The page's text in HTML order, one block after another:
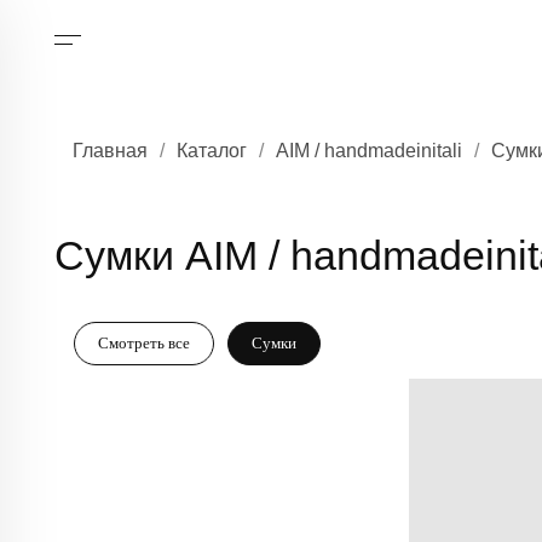
Главная / Каталог / AIM / handmadeinitali /
Смотреть все Сумки